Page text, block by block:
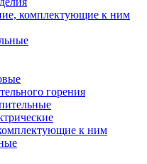
комплектующие к ним
горения
к ним